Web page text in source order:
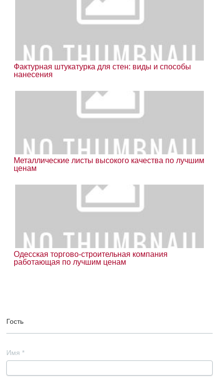
Фактурная штукатурка для стен: виды и способы
нанесения
Металлические листы высокого качества по лучшим
ценам
Одесская торгово-строительная компания
работающая по лучшим ценам
Гость
Имя *